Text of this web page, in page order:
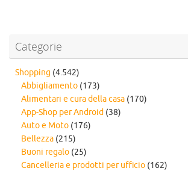
Categorie
Shopping (4.542)
Abbigliamento (173)
Alimentari e cura della casa (170)
App-Shop per Android (38)
Auto e Moto (176)
Bellezza (215)
Buoni regalo (25)
Cancelleria e prodotti per ufficio (162)